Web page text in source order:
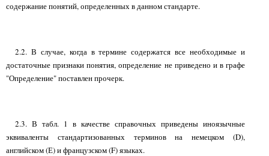
содержание понятий, определенных в данном стандарте.
2.2. В случае, когда в термине содержатся все необходимые и
достаточные признаки понятия, определение не приведено и в графе
"Определение" поставлен прочерк.
2.3. В табл. 1 в качестве справочных приведены иноязычные
эквиваленты стандартизованных терминов на немецком (D),
английском (Е) и французском (F) языках.